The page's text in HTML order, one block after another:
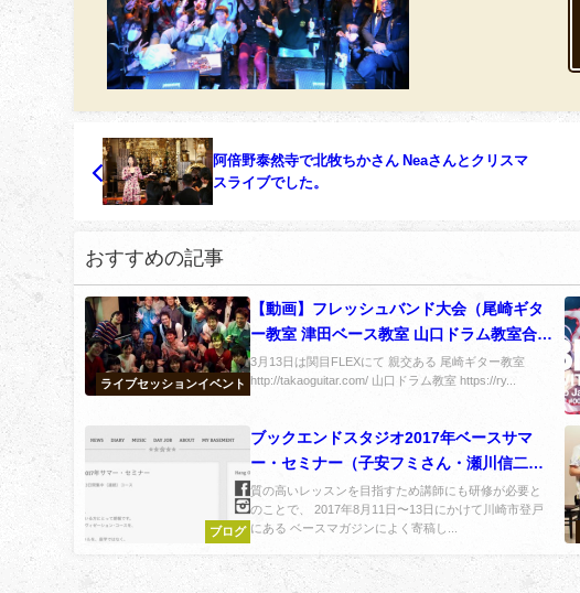
阿倍野泰然寺で北牧ちかさん Neaさんとクリスマ
スライブでした。
おすすめの記事
ライブセッションイベント
【動画】フレッシュバンド大会（尾崎ギタ
ー教室 津田ベース教室 山口ドラム教室合
同）レポート！
3月13日は関目FLEXにて 親交ある 尾崎ギター教室
http://takaoguitar.com/ 山口ドラム教室 https://ry...
ブログ
ブックエンドスタジオ2017年ベースサマ
ー・セミナー（子安フミさん・瀬川信二さ
ん）の参加レポート。
質の高いレッスンを目指すため講師にも研修が必要と
のことで、 2017年8月11日〜13日にかけて川崎市登戸
にある ベースマガジンによく寄稿し...